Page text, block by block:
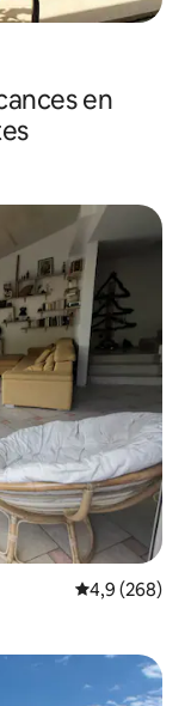
en
Évaluation
4,9 (268)